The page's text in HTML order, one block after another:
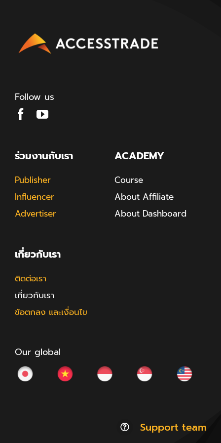
Follow us
ร่วมงานกับเรา
Publisher
Influencer
Advertiser
ACADEMY
Course
About Affiliate
About Dashboard
เกี่ยวกับเรา
ติดต่อเรา
เกี่ยวกับเรา
ข้อตกลง และเงื่อนไข
Our global
Support team